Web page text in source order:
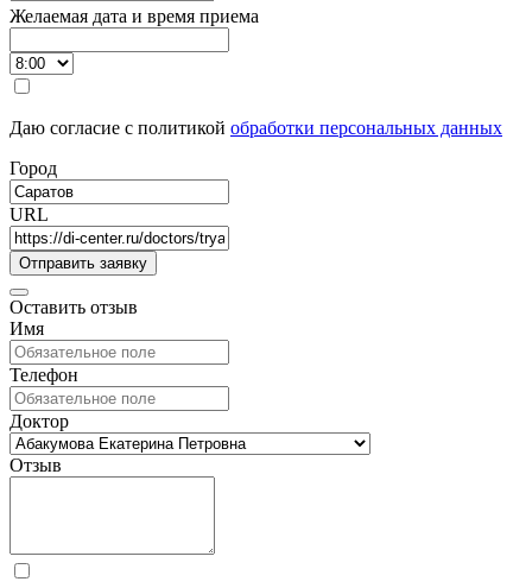
Желаемая дата и время приема
Даю согласие с политикой обработки персональных данных
Город
URL
Оставить отзыв
Имя
Телефон
Доктор
Отзыв